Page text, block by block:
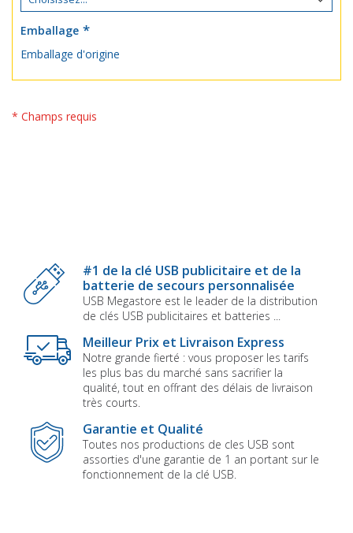
Emballage
Emballage d'origine
* Champs requis
#1 de la clé USB publicitaire et de la
batterie de secours personnalisée
USB Megastore est le leader de la distribution
de clés USB publicitaires et batteries ...
Meilleur Prix et Livraison Express
Notre grande fierté : vous proposer les tarifs
les plus bas du marché sans sacrifier la
qualité, tout en offrant des délais de livraison
très courts.
Garantie et Qualité
Toutes nos productions de cles USB sont
assorties d'une garantie de 1 an portant sur le
fonctionnement de la clé USB.